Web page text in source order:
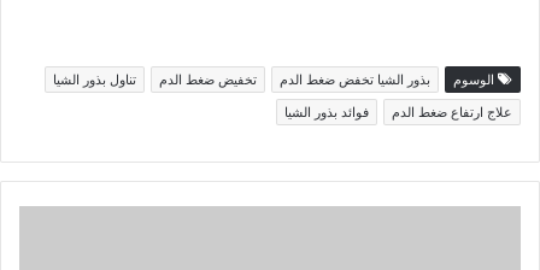
الوسوم بذور الشيا تخفض ضغط الدم تخفيض ضغط الدم
تناول بذور الشيا
علاج ارتفاع ضغط الدم
فوائد بذور الشيا